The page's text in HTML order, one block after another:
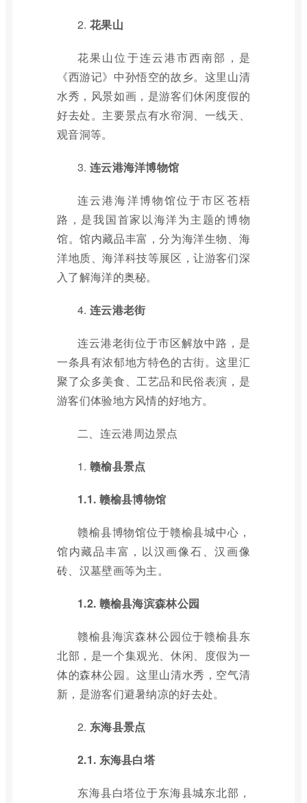
2. 花果山
花果山位于连云港市西南部，是
《西游记》中孙悟空的故乡。这里山清
水秀，风景如画，是游客们休闲度假的
好去处。主要景点有水帘洞、一线天、
观音洞等。
3. 连云港海洋博物馆
连云港海洋博物馆位于市区苍梧
路，是我国首家以海洋为主题的博物
馆。馆内藏品丰富，分为海洋生物、海
洋地质、海洋科技等展区，让游客们深
入了解海洋的奥秘。
4. 连云港老街
连云港老街位于市区解放中路，是
一条具有浓郁地方特色的古街。这里汇
聚了众多美食、工艺品和民俗表演，是
游客们体验地方风情的好地方。
二、连云港周边景点
1. 赣榆县景点
1.1. 赣榆县博物馆
赣榆县博物馆位于赣榆县城中心，
馆内藏品丰富，以汉画像石、汉画像
砖、汉墓壁画等为主。
1.2. 赣榆县海滨森林公园
赣榆县海滨森林公园位于赣榆县东
北部，是一个集观光、休闲、度假为一
体的森林公园。这里山清水秀，空气清
新，是游客们避暑纳凉的好去处。
2. 东海县景点
2.1. 东海县白塔
东海县白塔位于东海县城东北部，